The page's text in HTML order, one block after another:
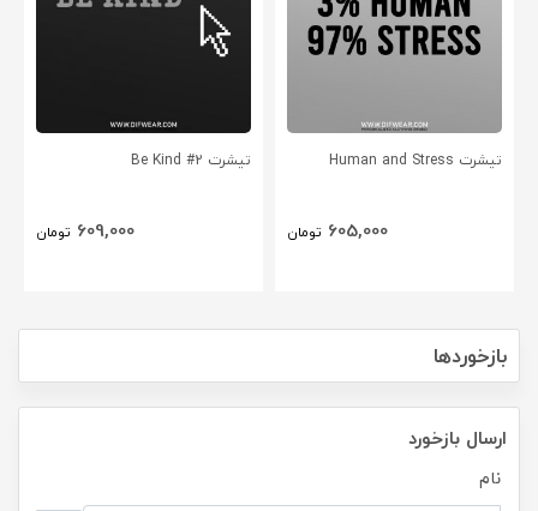
تیشرت Human and Stress
605,000 تومان
تیشرت Be Kind #2
609,000 تومان
بازخوردها
ارسال بازخورد
نام